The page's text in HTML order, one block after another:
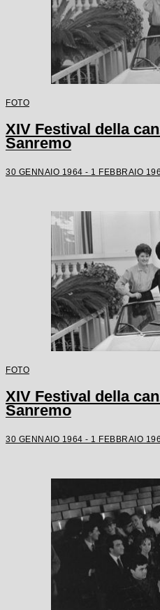
FOTO
XIV Festival della
Sanremo
30 GENNAIO 1964 - 1 FEBBRAIO
FOTO
XIV Festival della
Sanremo
30 GENNAIO 1964 - 1 FEBBRAIO